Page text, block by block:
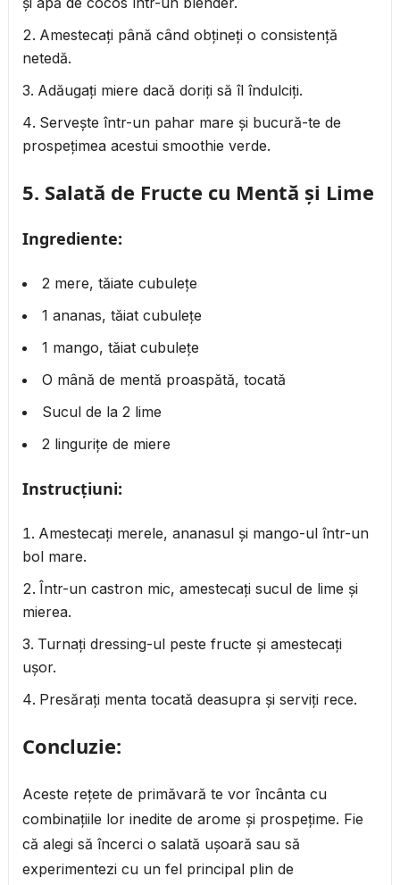
Amestecați până când obțineți o consistență
netedă.
Adăugați miere dacă doriți să îl îndulciți.
Servește într-un pahar mare și bucură-te de
prospețimea acestui smoothie verde.
5. Salată de Fructe cu Mentă și Lime
Ingrediente:
2 mere, tăiate cubulețe
1 ananas, tăiat cubulețe
1 mango, tăiat cubulețe
O mână de mentă proaspătă, tocată
Sucul de la 2 lime
2 lingurițe de miere
Instrucțiuni:
Amestecați merele, ananasul și mango-ul într-un
bol mare.
Într-un castron mic, amestecați sucul de lime și
mierea.
Turnați dressing-ul peste fructe și amestecați
ușor.
Presărați menta tocată deasupra și serviți rece.
Concluzie:
Aceste rețete de primăvară te vor încânta cu
combinațiile lor inedite de arome și prospețime. Fie
că alegi să încerci o salată ușoară sau să
experimentezi cu un fel principal plin de